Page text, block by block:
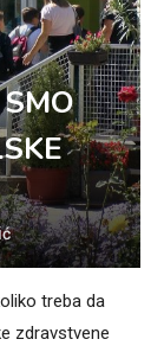
treba da
zdravstvene